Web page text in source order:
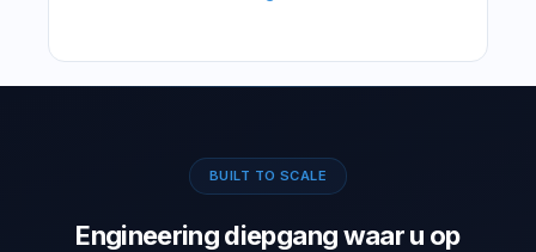
BUILT TO SCALE
Engineering diepgang waar u op